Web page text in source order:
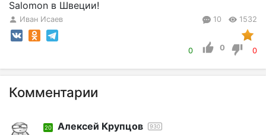
Salomon в Швеции!
Иван Исаев 10 1532
0 0 0
Комментарии
20 Алексей Крупцов 930